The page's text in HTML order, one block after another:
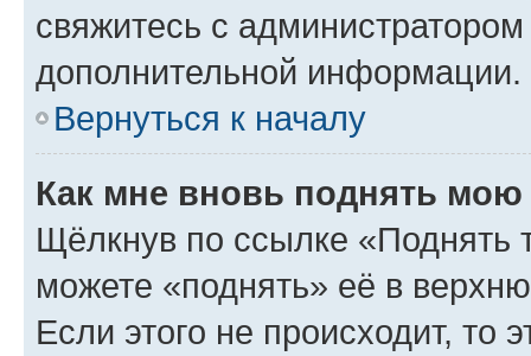
свяжитесь с
дополнительной информации.
Вернуться к началу
Как мне вновь поднять мою
Щёлкнув по ссылке «Поднять
можете «поднять» её в
Если этого не происходит, то